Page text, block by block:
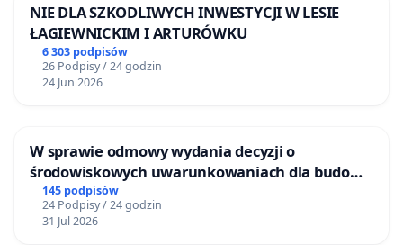
NIE DLA SZKODLIWYCH INWESTYCJI W LESIE
ŁAGIEWNICKIM I ARTURÓWKU
6 303 podpisów
26 Podpisy / 24 godzin
24 Jun 2026
W sprawie odmowy wydania decyzji o
środowiskowych uwarunkowaniach dla budowy
zakładu wytwarzania biometanu „Krynki” w
Ostrowiu Południowym oraz ochrony
mieszkańców i Puszczy Knyszyńskiej
145 podpisów
24 Podpisy / 24 godzin
31 Jul 2026